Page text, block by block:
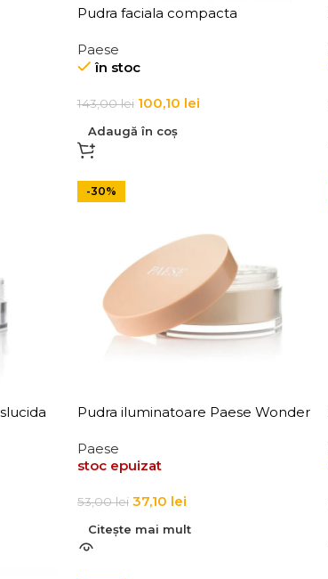
Pudra faciala compacta
Paese Shimmer Pressed Powder
Nr. 04 9g
Paese
în stoc
143,00lei 100,10 lei
Adaugă în coș
-30%
Pudra iluminatoare Paese Wonder
Paese
stoc epuizat
53,00lei 37,10 lei
Citește mai mult